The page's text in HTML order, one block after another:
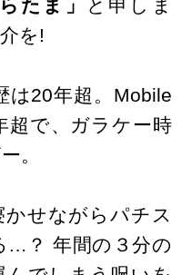
たま」
と申しま
を!
は20年超。Mobile
超で、ガラケー時
。
せながらパチス
…？ 年間の３分の